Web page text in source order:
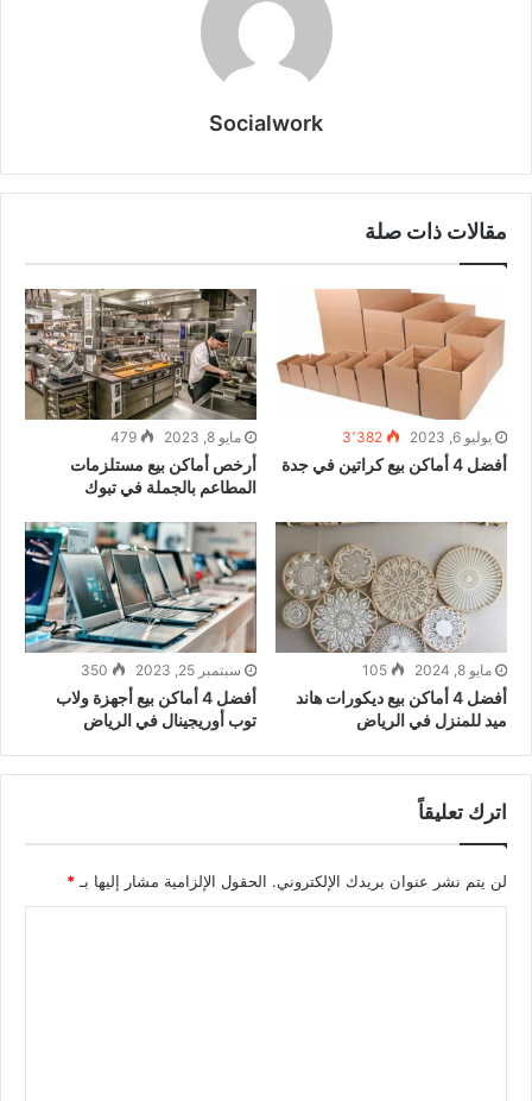
Socialwork
مقالات ذات صلة
يوليو 6, 2023 3٬382
أفضل 4 أماكن بيع كراتين في جدة
مايو 8, 2023 479
أرخص أماكن بيع مستلزمات
المطاعم بالجملة في تبوك
مايو 8, 2024 105
أفضل 4 أماكن بيع ديكورات هاند
ميد للمنزل في الرياض
سبتمبر 25, 2023 350
أفضل 4 أماكن بيع أجهزة ولاب
توب أوريجينال في الرياض
اترك تعليقاً
لن يتم نشر عنوان بريدك الإلكتروني. الحقول الإلزامية مشار إليها بـ *